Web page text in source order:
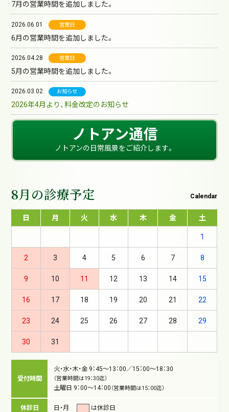
7月の営業時間を追加しました。
2026.06.01 営業日
6月の営業時間を追加しました。
2026.04.28 営業日
5月の営業時間を追加しました。
2026.03.02 お知らせ
2026年4月より、料金改定のお知らせ
ノトアン通信
ノトアンの日常風景をご紹介します。
8月の診療予定 Calendar
日 月 火 水 木 金 土
1
2 3 4 5 6 7 8
9 10 11 12 13 14 15
16 17 18 19 20 21 22
23 24 25 26 27 28 29
30 31
受付時間
火・水・木・金 9：45～13：00／15：00～18：30
（営業時間は19：30迄）
土曜日 9：00～14：00 （営業時間は15：00迄）
休診日 日・月 は休診日